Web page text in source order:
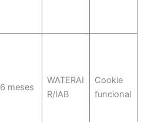
6 meses
WATERAI
R/IAB
Cookie
funcional